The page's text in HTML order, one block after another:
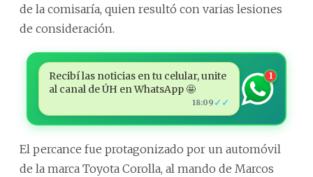
de la comisaría, quien resultó con varias lesiones
de consideración.
Recibí las noticias en tu celular, unite
al canal de ÚH en WhatsApp 🤩
18:09 ✓✓
1
El percance fue protagonizado por un automóvil
de la marca Toyota Corolla, al mando de Marcos